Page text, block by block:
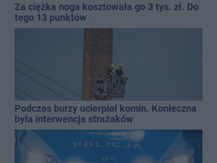
Za ciężka noga kosztowała go 3 tys. zł. Do
tego 13 punktów
Podczas burzy ucierpiał komin. Konieczna
była interwencja strażaków